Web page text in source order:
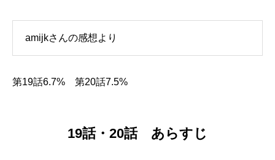
amijkさんの感想より
第19話6.7% 第20話7.5%
19話・20話 あらすじ